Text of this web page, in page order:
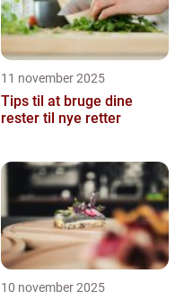
11 november 2025
Tips til at bruge dine
rester til nye retter
10 november 2025